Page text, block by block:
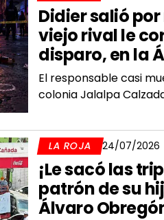
Didier salió
viejo rival le
disparo, en la
El responsable casi
colonia Jalalpa
LA ROJA 24/07/2026
¡Le sacó las
patrón de su
Álvaro